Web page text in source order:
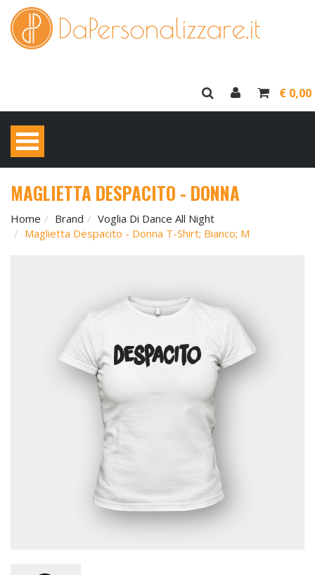
€ 0,00
MAGLIETTA DESPACITO - DONNA
Home Brand
Voglia Di Dance All Night
Maglietta Despacito - Donna T-Shirt; Bianco; M